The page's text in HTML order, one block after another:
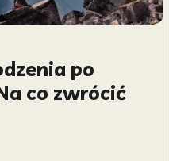
po
co zwrócić